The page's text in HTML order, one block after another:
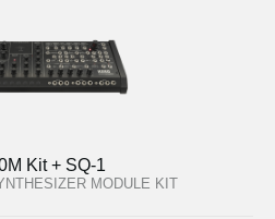
Kit + SQ-1
MODULE KIT